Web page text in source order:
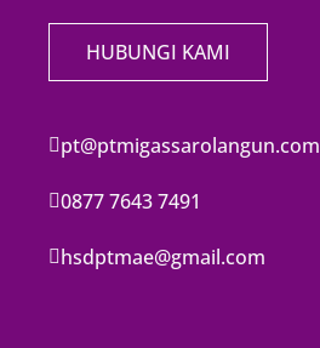
HUBUNGI KAMI
pt@ptmigassarolangun.com
0877 7643 7491
hsdptmae@gmail.com